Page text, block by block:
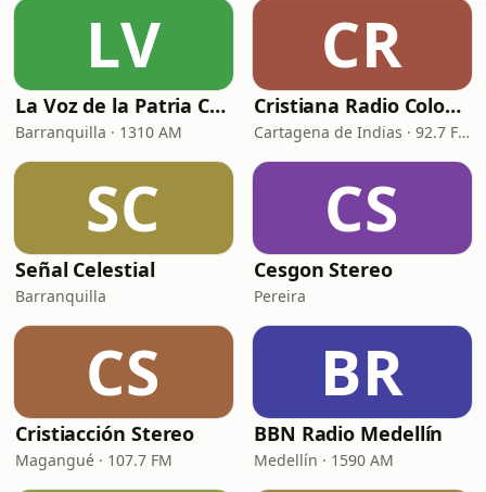
LV
La Voz de la Patria Celestial
Barranquilla · 1310 AM
CR
Cristiana Radio Colombia
Cartagena de Indias · 92.7 FM
SC
Señal Celestial
Barranquilla
CS
Cesgon Stereo
Pereira
CS
Cristiacción Stereo
Magangué · 107.7 FM
BR
BBN Radio Medellín
Medellín · 1590 AM